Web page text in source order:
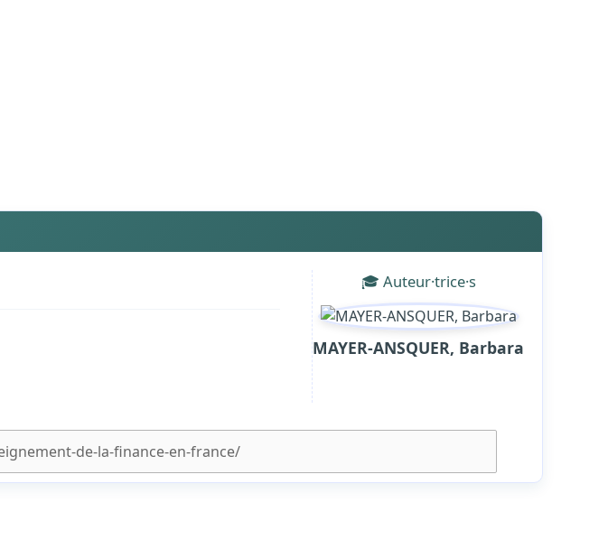
🎓 Auteur·trice·s
MAYER-ANSQUER, Barbara